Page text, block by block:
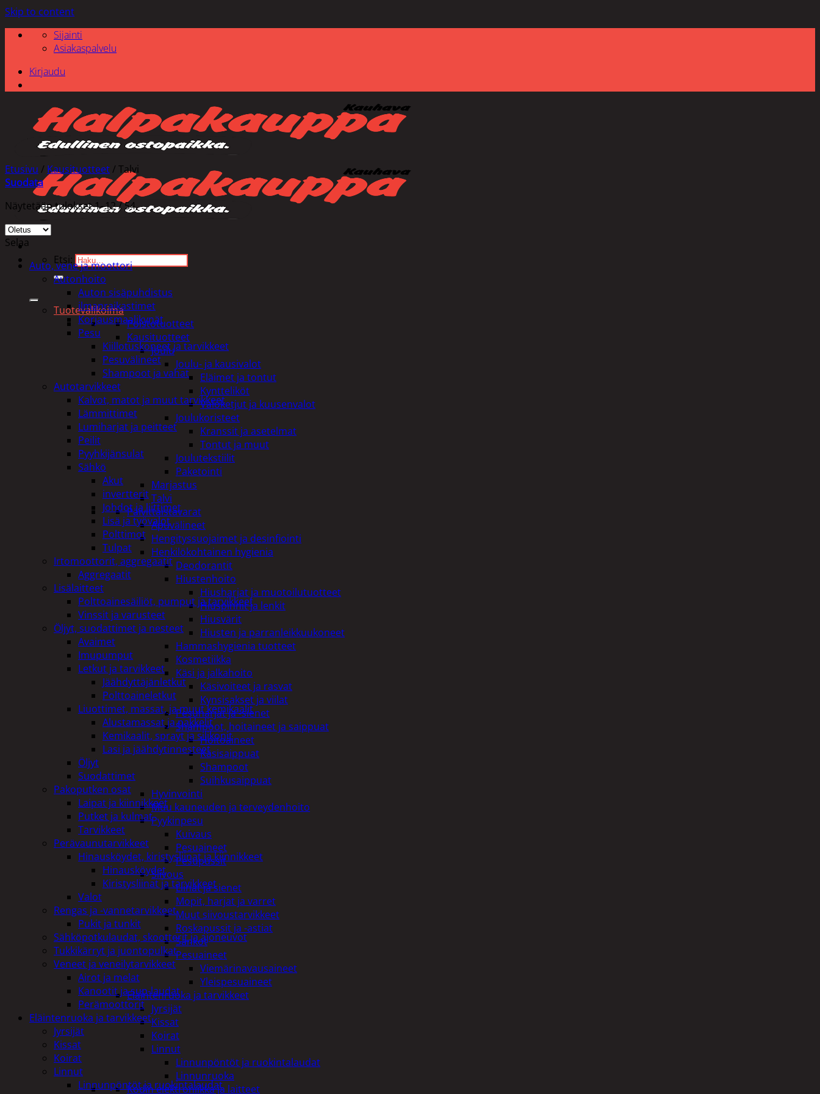
Skip to content
Sijainti
Asiakaspalvelu
Kirjaudu
Etsi:
Tuotevalikoima
Poistotuotteet
Kausituotteet
Joulu
Joulu- ja kausivalot
Eläimet ja tontut
Kyntteliköt
Valoketjut ja kuusenvalot
Joulukoristeet
Kranssit ja asetelmat
Tontut ja muut
Joulutekstiilit
Paketointi
Marjastus
Talvi
Päivittäistavarat
Apuvälineet
Hengityssuojaimet ja desinfiointi
Henkilökohtainen hygienia
Deodorantit
Hiustenhoito
Hiusharjat ja muotoilutuotteet
Hiuspinnit ja lenkit
Hiusvärit
Hiusten ja parranleikkuukoneet
Hammashygienia tuotteet
Kosmetiikka
Käsi ja jalkahoito
Käsivoiteet ja rasvat
Kynsisakset ja viilat
Pesuharjat ja -sienet
Shampoot, hoitaineet ja saippuat
Hoitoaineet
Käsisaippuat
Shampoot
Suihkusaippuat
Hyvinvointi
Muu kauneuden ja terveydenhoito
Pyykinpesu
Kuivaus
Pesuaineet
Pesupussit
Siivous
Liinat ja sienet
Mopit, harjat ja varret
Muut siivoustarvikkeet
Roskapussit ja -astiat
Sankot
Pesuaineet
Viemärinavausaineet
Yleispesuaineet
Eläintenruoka ja tarvikkeet
Jyrsijät
Kissat
Koirat
Linnut
Linnunpöntöt ja ruokintalaudat
Linnunruoka
Kodin elektroniikka ja laitteet
Etusivu / Kausituotteet / Talvi
Suodata
Näytetään tulokset 1–12 / 54
Selaa
Auto, vene ja moottori
Autonhoito
Auton sisäpuhdistus
ilmanraikastimet
Korjausmaalikynät
Pesu
Kiillotuskoneet ja tarvikkeet
Pesuvälineet
Shampoot ja vahat
Autotarvikkeet
Kalvot, matot ja muut tarvikkeet
Lämmittimet
Lumiharjat ja peitteet
Peilit
Pyyhkijänsulat
Sähkö
Akut
invertterit
Johdot ja liittimet
Lisä ja työvalot
Polttimot
Tulpat
Irtomoottorit, aggregaatit
Aggregaatit
Lisälaitteet
Polttoainesäiliöt, pumput ja tarvikkeet
Vinssit ja varusteet
Öljyt, suodattimet ja nesteet
Avaimet
Imupumput
Letkut ja tarvikkeet
Jäähdyttäjänletkut
Polttoaineletkut
Liuottimet, massat, ja muut kemikaalit
Alustamassat ja pakkelit
Kemikaalit, sprayt ja silikonit
Lasi ja jäähdytinnesteet
Öljyt
Suodattimet
Pakoputken osat
Laipat ja kiinnikkeet
Putket ja kulmat
Tarvikkeet
Perävaunutarvikkeet
Hinausköydet, kiristysliinat ja kiinnikkeet
Hinausköydet
Kiristysliinat ja tarvikkeet
Valot
Rengas ja -vannetarvikkeet
Pukit ja tunkit
Sähköpotkulaudat, skootterit ja ajoneuvot
Tukkikärryt ja juontopulkat
Veneet ja veneilytarvikkeet
Airot ja melat
Kanootit ja sup-laudat
Perämoottorit
Eläintenruoka ja tarvikkeet
Jyrsijät
Kissat
Koirat
Linnut
Linnunpöntöt ja ruokintalaudat